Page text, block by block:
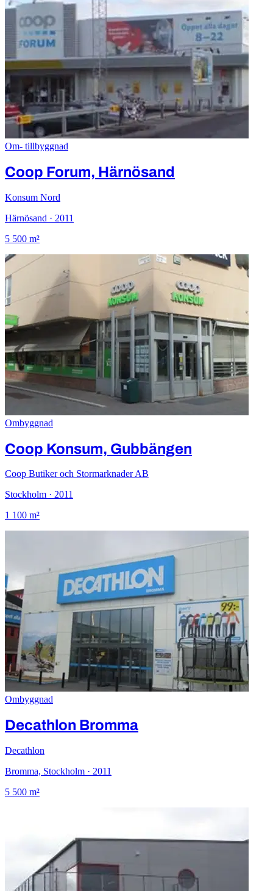
Om- tillbyggnad
Coop Forum, Härnösand
Konsum Nord
Härnösand · 2011
5 500 m²
Ombyggnad
Coop Konsum, Gubbängen
Coop Butiker och Stormarknader AB
Stockholm · 2011
1 100 m²
Ombyggnad
Decathlon Bromma
Decathlon
Bromma, Stockholm · 2011
5 500 m²